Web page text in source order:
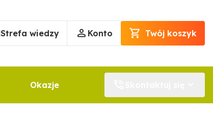
Strefa wiedzy Konto Twój koszyk
Okazje